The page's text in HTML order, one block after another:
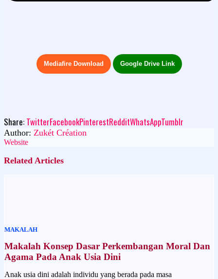
Mediafire Download Google Drive Link
Share: TwitterFacebookPinterestRedditWhatsAppTumblr
Author: Zukét Création
Website
Related Articles
MAKALAH
Makalah Konsep Dasar Perkembangan Moral Dan
Agama Pada Anak Usia Dini
Anak usia dini adalah individu yang berada pada masa